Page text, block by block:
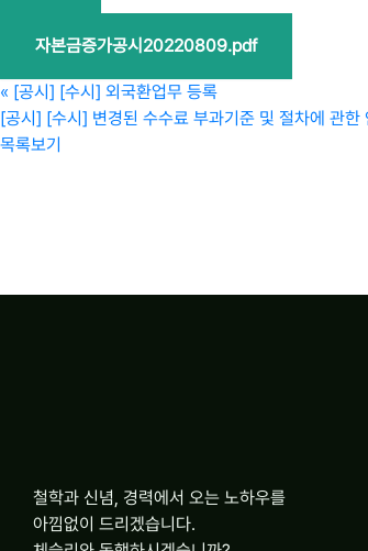
자본금증가공시20220809.pdf
« [공시] [수시] 외국환업무 등록
[공시] [수시] 변경된 수수료 부과기준 및 절차에 관한
목록보기
철학과 신념, 경력에서 오는 노하우를
아낌없이 드리겠습니다.